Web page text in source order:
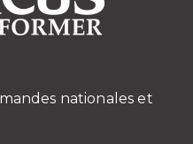
nationales et